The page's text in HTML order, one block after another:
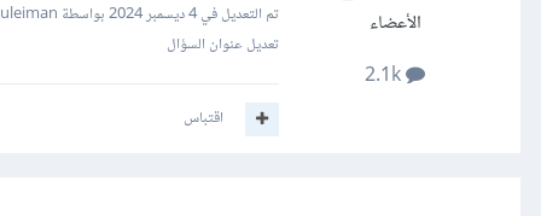
الأعضاء
تم التعديل في4 ديسمبر 2024
بواسطة Mustafa Suleiman
تعديل عنوان السؤال
اقتباس